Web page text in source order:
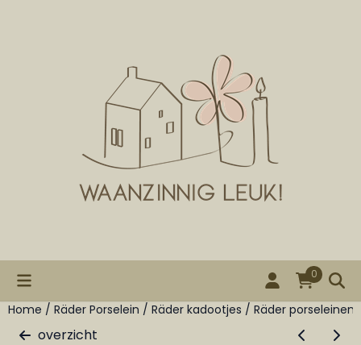
0
Home / Räder Porselein / Räder kadootjes / Räder
overzicht